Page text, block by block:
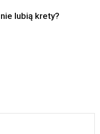
lubią krety?